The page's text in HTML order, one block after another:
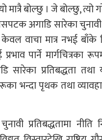
मात्रै बोल्छु । जे बोल्छु, त्यो
अगाडि सारेका चुनावी
वाचा मात्र नभई बाँके
पार्ने मार्गचित्रका
सारेका प्रतिबद्धता
भन्दा पृथक तथा
प्रतिबद्धतामा नीति